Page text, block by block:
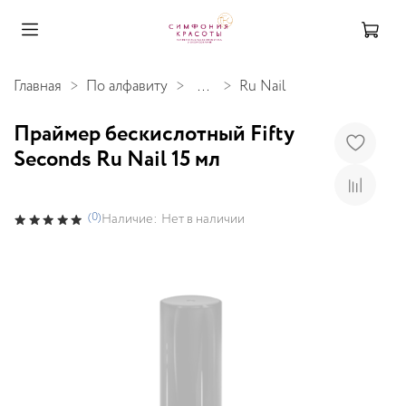
Главная По алфавиту ... Ru Nail
Праймер бескислотный Fifty
Seconds Ru Nail 15 мл
(0)Наличие: Нет в наличии